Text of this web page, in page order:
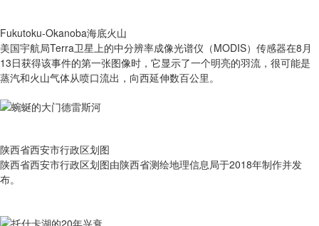
Fukutoku-Okanoba海底火山
美国宇航局Terra卫星上的中分辨率成像光谱仪（MODIS）传感器在8月
13日获得该事件的第一张图像时，它显示了一个明亮的羽流，很可能是
蒸汽和火山气体从喷口流出，向西延伸数百公里。
陕西省西安市行政区划图
陕西省西安市行政区划图由陕西省测绘地理信息局于2018年制作并发
布。